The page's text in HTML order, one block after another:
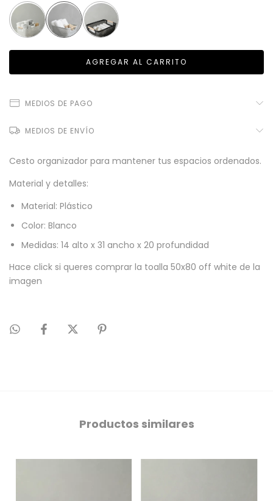
MEDIOS DE PAGO
MEDIOS DE ENVÍO
Cesto organizador para mantener tus espacios ordenados.
Material y detalles:
Material: Plástico
Color: Blanco
Medidas: 14 alto x 31 ancho x 20 profundidad
Hace click si queres comprar la toalla 50x80 off white de la
imagen
Productos similares